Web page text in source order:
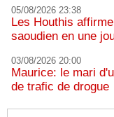
05/08/2026 23:38
Les Houthis
saoudien en une
03/08/2026 20:00
Maurice: le mari
de trafic de drogue